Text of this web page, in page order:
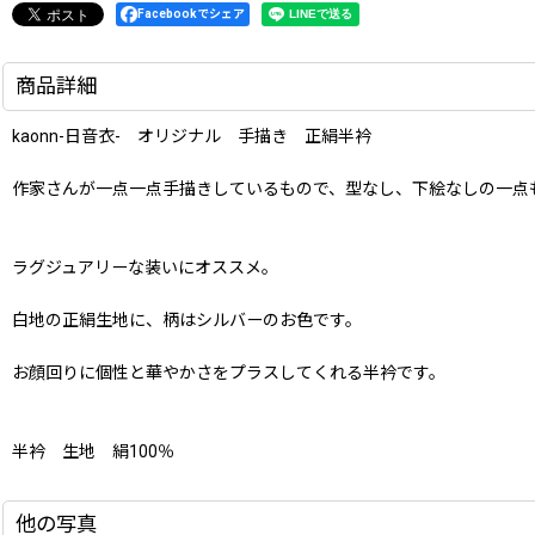
Facebookでシェア
商品詳細
kaonn-日音衣- オリジナル 手描き 正絹半衿
作家さんが一点一点手描きしているもので、型なし、下絵なしの一点
ラグジュアリーな装いにオススメ。
白地の正絹生地に、柄はシルバーのお色です。
お顔回りに個性と華やかさをプラスしてくれる半衿です。
半衿 生地 絹100％
他の写真